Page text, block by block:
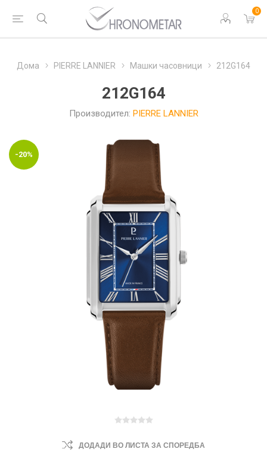
0
Дома PIERRE LANNIER Машки часовници 212G164
212G164
Производител: PIERRE LANNIER
-20%
ДОДАДИ ВО ЛИСТА ЗА СПОРЕДБА